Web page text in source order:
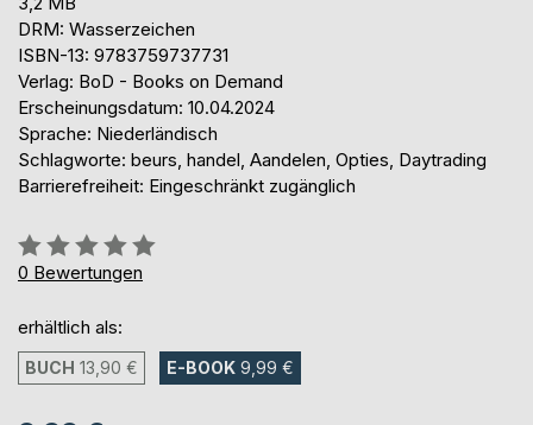
DRM: Wasserzeichen
ISBN-13: 9783759737731
Verlag: BoD - Books on Demand
Erscheinungsdatum: 10.04.2024
Sprache: Niederländisch
Schlagworte: beurs, handel, Aandelen, Opties, Daytrading
Barrierefreiheit: Eingeschränkt zugänglich
Bewertung::
0%
0 Bewertungen
erhältlich als:
BUCH 13,90 € E-BOOK 9,99 €